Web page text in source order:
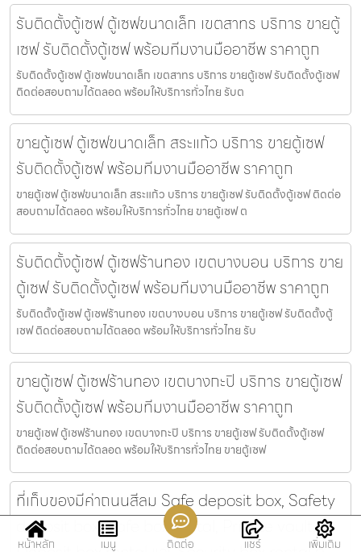
รับติดตั้งตู้เซฟ ตู้เซฟขนาดเล็ก เขตสาทร บริการ ขายตู้
เซฟ รับติดตั้งตู้เซฟ พร้อมทีมงานมืออาชีพ ราคาถูก
รับติดตั้งตู้เซฟ ตู้เซฟขนาดเล็ก เขตสาทร บริการ ขายตู้เซฟ รับติดตั้งตู้เซฟ
ติดต่อสอบถามได้ตลอด พร้อมให้บริการทั่วไทย รับต
ขายตู้เซฟ ตู้เซฟขนาดเล็ก สระแก้ว บริการ ขายตู้เซฟ
รับติดตั้งตู้เซฟ พร้อมทีมงานมืออาชีพ ราคาถูก
ขายตู้เซฟ ตู้เซฟขนาดเล็ก สระแก้ว บริการ ขายตู้เซฟ รับติดตั้งตู้เซฟ ติดต่อ
สอบถามได้ตลอด พร้อมให้บริการทั่วไทย ขายตู้เซฟ ต
รับติดตั้งตู้เซฟ ตู้เซฟร้านทอง เขตบางบอน บริการ ขาย
ตู้เซฟ รับติดตั้งตู้เซฟ พร้อมทีมงานมืออาชีพ ราคาถูก
รับติดตั้งตู้เซฟ ตู้เซฟร้านทอง เขตบางบอน บริการ ขายตู้เซฟ รับติดตั้งตู้
เซฟ ติดต่อสอบถามได้ตลอด พร้อมให้บริการทั่วไทย รับ
ขายตู้เซฟ ตู้เซฟร้านทอง เขตบางกะปิ บริการ ขายตู้เซฟ
รับติดตั้งตู้เซฟ พร้อมทีมงานมืออาชีพ ราคาถูก
ขายตู้เซฟ ตู้เซฟร้านทอง เขตบางกะปิ บริการ ขายตู้เซฟ รับติดตั้งตู้เซฟ
ติดต่อสอบถามได้ตลอด พร้อมให้บริการทั่วไทย ขายตู้เซฟ
ที่เก็บของมีค่าถนนสีลม Safe deposit box, Safety
deposit box, Safe box rental, Private vault,
หน้าหลัก เมนู ติดต่อ แชร์ เพิ่มเติม